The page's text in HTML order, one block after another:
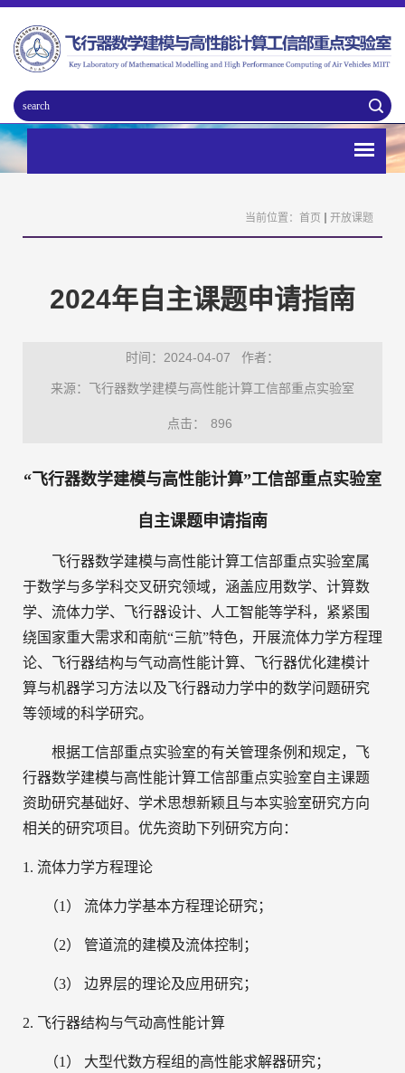
当前位置： 首页 开放课题
2024年自主课题申请指南
时间：2024-04-07 作者：
来源：飞行器数学建模与高性能计算工信部重点实验室
点击： 896
“飞行器数学建模与高性能计算”工信部重点实验室
自主课题申请指南
飞行器数学建模与高性能计算工信部重点实验室属
于数学与多学科交叉研究领域，涵盖应用数学、计算数
学、流体力学、飞行器设计、人工智能等学科，紧紧围
绕国家重大需求和南航“三航”特色，开展流体力学方程理
论、飞行器结构与气动高性能计算、飞行器优化建模计
算与机器学习方法以及飞行器动力学中的数学问题研究
等领域的科学研究。
根据工信部重点实验室的有关管理条例和规定，飞
行器数学建模与高性能计算工信部重点实验室自主课题
资助研究基础好、学术思想新颖且与本实验室研究方向
相关的研究项目。优先资助下列研究方向：
1. 流体力学方程理论
（1） 流体力学基本方程理论研究；
（2） 管道流的建模及流体控制；
（3） 边界层的理论及应用研究；
2. 飞行器结构与气动高性能计算
（1） 大型代数方程组的高性能求解器研究；